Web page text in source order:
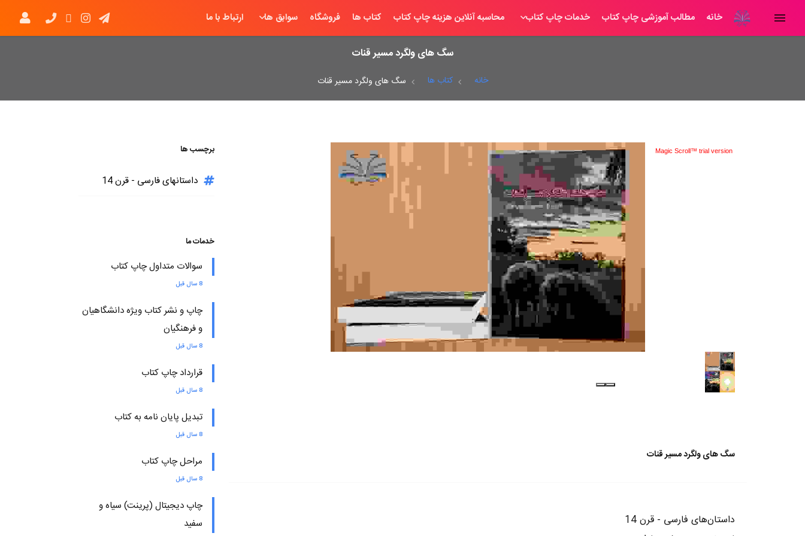
خانه مطالب آموزشی چاپ کتاب خدمات چاپ کتاب محاسبه آنلاین هزینه چاپ کتاب کتاب ها فروشگاه سوابق ها ارتباط با ما
سگ های ولگرد مسیر قنات
خانه کتاب ها سگ های ولگرد مسیر قنات
Magic Scroll™ trial version
سگ های ولگرد مسیر قنات
داستان‌های فارسی - قرن 14
برچسب ها
داستانهای فارسی - قرن 14
خدمات ما
سوالات متداول چاپ کتاب
8 سال قبل
چاپ و نشر کتاب ویژه دانشگاهیان
و فرهنگیان
8 سال قبل
قرارداد چاپ کتاب
8 سال قبل
تبدیل پایان نامه به کتاب
8 سال قبل
مراحل چاپ کتاب
8 سال قبل
چاپ دیجیتال (پرینت) سیاه و
سفید